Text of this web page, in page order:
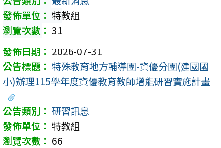
特教組
31
2026-07-31
特殊教育地方輔導團-資優分團(建國國
小)辦理115學年度資優教育教師增能研習實施計畫
研習訊息
特教組
66